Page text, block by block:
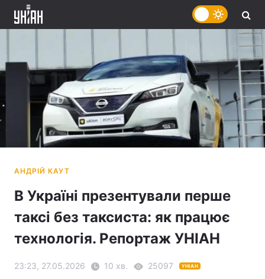
В Україні презентували перше
таксі без таксиста: як працює
технологія. Репортаж УНІАН
23:23, 27.05.2026 10 хв. 25097 УНІАН